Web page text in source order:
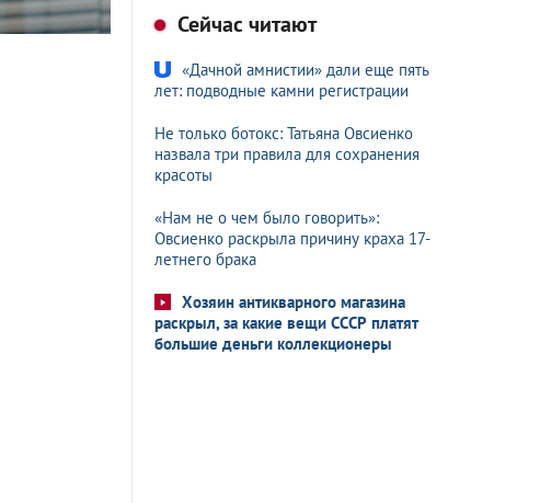
Сейчас читают
«Дачной амнистии» дали еще пять
лет: подводные камни регистрации
Не только ботокс: Татьяна Овсиенко
назвала три правила для сохранения
красоты
«Нам не о чем было говорить»:
Овсиенко раскрыла причину краха 17-
летнего брака
Хозяин антикварного магазина
раскрыл, за какие вещи СССР платят
большие деньги коллекционеры